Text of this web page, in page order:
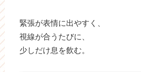
緊張が表情に出やすく、
視線が合うたびに、
少しだけ息を飲む。